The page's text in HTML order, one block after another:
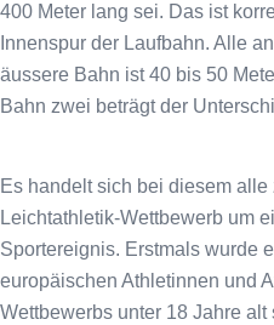
400 Meter lang sei. Das ist
Innenspur der Laufbahn. Alle
äussere Bahn ist 40 bis 50
Bahn zwei beträgt der
Es handelt sich bei diesem
Leichtathletik-Wettbewerb um
Sportereignis. Erstmals wurde
europäischen Athletinnen und
Wettbewerbs unter 18 Jahre